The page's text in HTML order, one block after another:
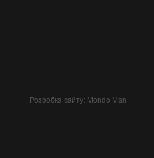
Розробка сайту: Mondo Man